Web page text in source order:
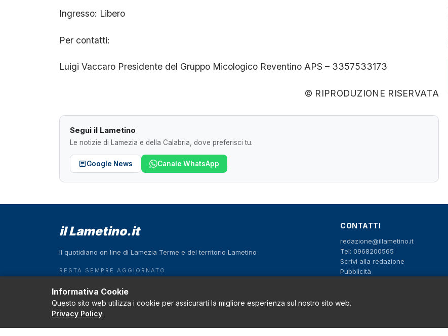
Ingresso: Libero
Per contatti:
Luigi Vaccaro Presidente del Gruppo Micologico Reventino APS – 3357533173
© RIPRODUZIONE RISERVATA
Segui il Lametino
Le notizie di Lamezia e della Calabria, dove preferisci tu.
Google News Canale WhatsApp
il Lametino.it
Il quotidiano on line di Lamezia Terme e del territorio Lametino
RESTA SEMPRE AGGIORNATO
Download on the
App Store
GET IT ON
Google Play
CONTATTI
redazione@illametino.it
Tel: 0968200565
Scrivi alla redazione
Pubblicità
Informativa Cookie
Questo sito web utilizza i cookie per assicurarti la migliore esperienza sul nostro sito web.
Privacy Policy